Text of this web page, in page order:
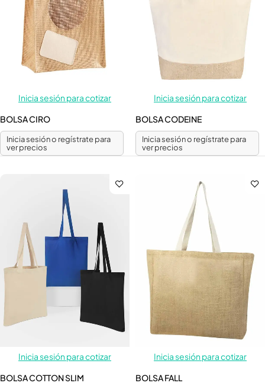
Inicia sesión para cotizar
BOLSA CIRO
Inicia sesión o regístrate para
ver precios
Inicia sesión para cotizar
BOLSA CODEINE
Inicia sesión o regístrate para
ver precios
Inicia sesión para cotizar
BOLSA COTTON SLIM
Inicia sesión para cotizar
BOLSA FALL